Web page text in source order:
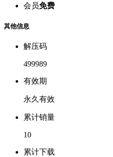
会员免费
其他信息
解压码
499989
有效期
永久有效
累计销量
10
累计下载